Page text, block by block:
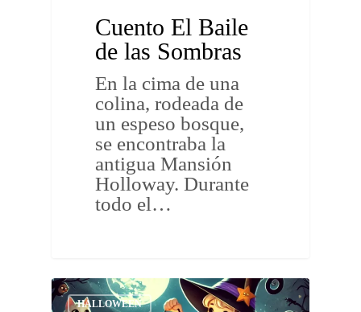
Cuento El Baile
de las Sombras
En la cima de una
colina, rodeada de
un espeso bosque,
se encontraba la
antigua Mansión
Holloway. Durante
todo el…
HALLOWEEN